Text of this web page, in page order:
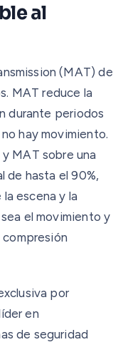
al
(MAT) de
MAT reduce la
durante periodos
hay movimiento.
MAT sobre una
de hasta el 90%,
escena y la
el movimiento y
compresión
por
en
de seguridad